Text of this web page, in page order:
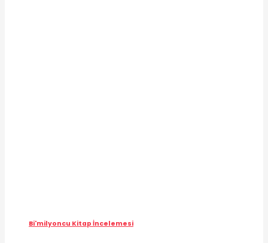
Bi'milyoncu Kitap İncelemesi